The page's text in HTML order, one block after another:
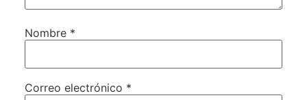
Nombre *
Correo electrónico *